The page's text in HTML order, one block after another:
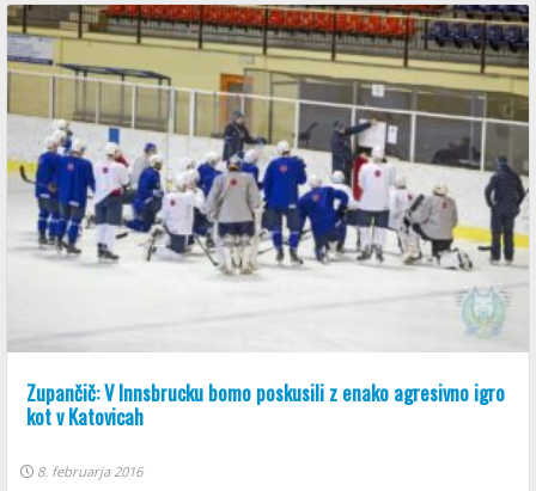
Zupančič: V Innsbrucku bomo poskusili z enako agresivno igro
kot v Katovicah
8. februarja 2016